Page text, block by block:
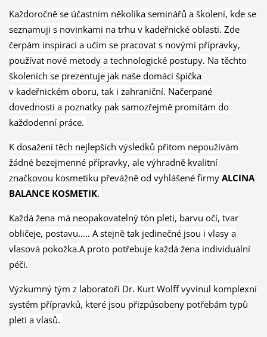
Každoročně se účastním několika seminářů a školení, kde se
seznamuji s novinkami na trhu v kadeřnické oblasti. Zde
čerpám inspiraci a učím se pracovat s novými přípravky,
používat nové metody a technologické postupy. Na těchto
školeních se prezentuje jak naše domácí špička
v kadeřnickém oboru, tak i zahraniční. Načerpané
dovednosti a poznatky pak samozřejmě promítám do
každodenní práce.
K dosažení těch nejlepších výsledků přitom nepoužívám
žádné bezejmenné přípravky, ale výhradně kvalitní
značkovou kosmetiku převážně od vyhlášené firmy ALCINA
BALANCE KOSMETIK.
Každá žena má neopakovatelný tón pleti, barvu očí, tvar
obličeje, postavu….. A stejně tak jedinečné jsou i vlasy a
vlasová pokožka.A proto potřebuje každá žena individuální
péči.
Výzkumný tým z laboratoří Dr. Kurt Wolff vyvinul komplexní
systém přípravků, které jsou přizpůsobeny potřebám typů
pleti a vlasů.